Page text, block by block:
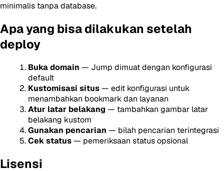
minimalis tanpa database.
Apa yang bisa dilakukan setelah
deploy
Buka domain — Jump dimuat dengan konfigurasi
default
Kustomisasi situs— edit konfigurasi untuk
menambahkan bookmark dan layanan
Atur latar belakang— tambahkan gambar latar
belakang kustom
Gunakan pencarian — bilah pencarian terintegrasi
Cek status— pemeriksaan status opsional
Lisensi